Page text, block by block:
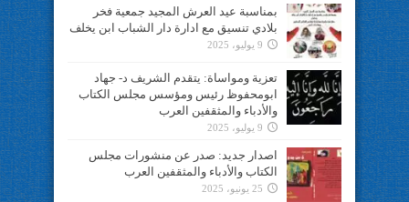
بمناسبة عيد العرش المجيد جمعية فخر
بلادي تنسيق مع ادارة دار الشباب ابن يخلف
9 يوليو، 2025
تعزية ومواساة: يتقدم الشريف د- جهاد
ابومحفوظ رئيس ومؤسس مجلس الكتاب
والأدباء والمثقفين العرب
9 يوليو، 2025
اصدار جديد: صدر عن منشورات مجلس
الكتاب والأدباء والمثقفين العرب
25 يونيو، 2025